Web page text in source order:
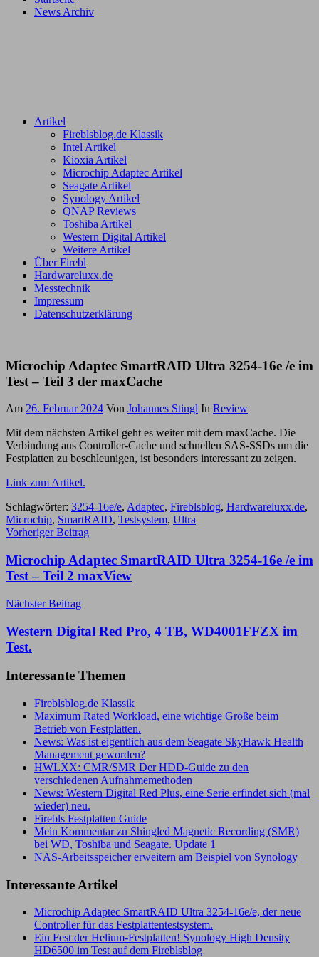
News Archiv
Artikel
Fireblsblog.de Klassik
Intel Artikel
Kioxia Artikel
Microchip Adaptec Artikel
Seagate Artikel
Synology Artikel
QNAP Reviews
Toshiba Artikel
Western Digital Artikel
Weitere Artikel
Über Firebl
Hardwareluxx.de
Messtechnik
Impressum
Datenschutzerklärung
Microchip Adaptec SmartRAID Ultra 3254-16e /e im
Test – Teil 3 der maxCache
Am 26. Februar 2024 Von Johannes Stingl In Review
Mit dem nächsten Artikel geht es weiter mit dem maxCache. Die
Verbindung aus Controller-Cache und schnellen SAS-SSDs um die
Festplatten zu beschleunigen, ist besonders interessant zu zeigen.
Link zum Artikel.
Schlagwörter: 3254-16e/e, Adaptec, Fireblsblog, Hardwareluxx.de,
Microchip, SmartRAID, Testsystem, Ultra
Beitragsnavigation
Vorheriger Beitrag
Microchip Adaptec SmartRAID Ultra 3254-16e /e im
Test – Teil 2 maxView
Nächster Beitrag
Western Digital Red Pro, 4 TB, WD4001FFZX im
Test.
Interessante Themen
Fireblsblog.de Klassik
Maximum Rated Workload, eine wichtige Größe beim
Betrieb von Festplatten.
News: Was ist eigentlich aus dem Seagate SkyHawk Health
Management geworden?
HWLXX: CMR/SMR Der HDD-Guide zu den
verschiedenen Aufnahmemethoden
News: Western Digital Red Plus, eine Serie erfindet sich (mal
wieder) neu.
Firebls Festplatten Guide
Mein Kommentar zu Shingled Magnetic Recording (SMR)
bei WD, Toshiba und Seagate. Update 1
NAS-Arbeitsspeicher erweitern am Beispiel von Synology
Interessante Artikel
Microchip Adaptec SmartRAID Ultra 3254-16e/e, der neue
Controller für das Festplattentestsystem.
Ein Fest der Helium-Festplatten! Synology High Density
HD6500 im Test auf dem Fireblsblog